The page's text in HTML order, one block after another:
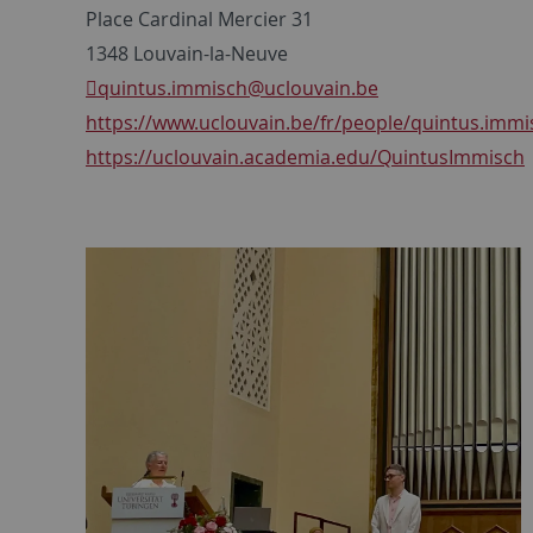
Place Cardinal Mercier 31
1348 Louvain-la-Neuve
quintus.immisch@uclouvain.be
https://www.uclouvain.be/fr/people/
https://uclouvain.academia.edu/QuintusImmisch